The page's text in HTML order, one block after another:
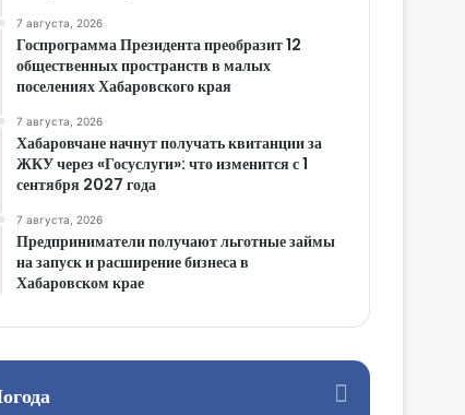
7 августа, 2026
Госпрограмма Президента преобразит 12
общественных пространств в малых
поселениях Хабаровского края
7 августа, 2026
Хабаровчане начнут получать квитанции за
ЖКУ через «Госуслуги»: что изменится с 1
сентября 2027 года
7 августа, 2026
Предприниматели получают льготные займы
на запуск и расширение бизнеса в
Хабаровском крае